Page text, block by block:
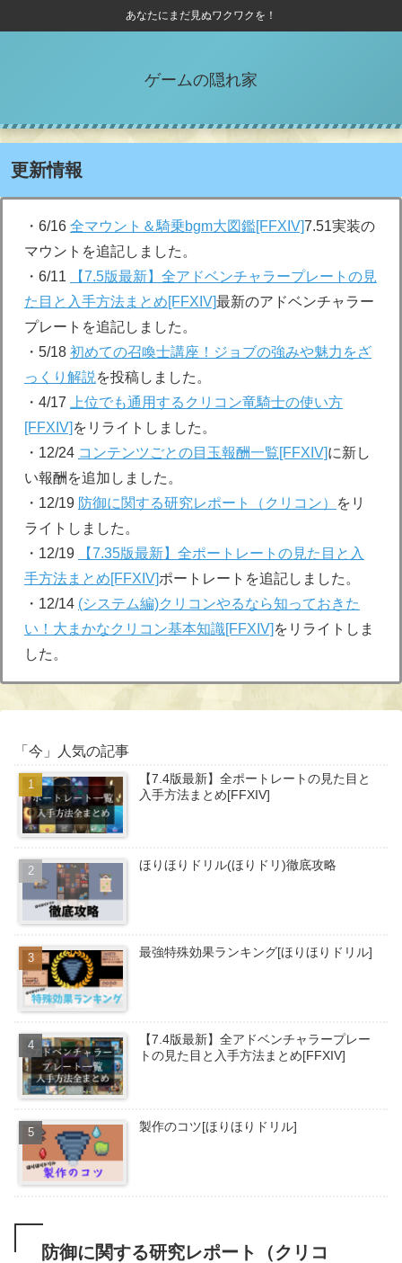
あなたにまだ見ぬワクワクを！
ゲームの隠れ家
更新情報
・6/16 全マウント＆騎乗bgm大図鑑[FFXIV]7.51実装の
マウントを追記しました。
・6/11
【7.5版最新】全アドベンチャラープレートの見
た目と入手方法まとめ[FFXIV]最新のアドベンチャラー
プレートを追記しました。
・5/18 初めての召喚士講座！ジョブの強みや魅力をざ
っくり解説 を投稿しました。
・4/17
上位でも通用するクリコン竜騎士の使い方
[FFXIV] をリライトしました。
・12/24 コンテンツごとの目玉報酬一覧[FFXIV]に新し
い報酬を追加しました。
・12/19 防御に関する研究レポート（クリコン）
をリ
ライトしました。
・12/19
【7.35版最新】全ポートレートの見た目と入
手方法まとめ[FFXIV]ポートレートを追記しました。
・12/14 (システム編)クリコンやるなら知っておきた
い！大まかなクリコン基本知識[FFXIV] をリライトしま
した。
「今」人気の記事
【7.4版最新】全ポートレートの見た目と
入手方法まとめ[FFXIV]
ほりほりドリル(ほりドリ)徹底攻略
最強特殊効果ランキング[ほりほりドリル]
【7.4版最新】全アドベンチャラープレー
トの見た目と入手方法まとめ[FFXIV]
製作のコツ[ほりほりドリル]
防御に関する研究レポート（クリコ